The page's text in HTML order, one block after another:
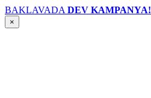
BAKLAVADA DEV KAMPANYA!
×